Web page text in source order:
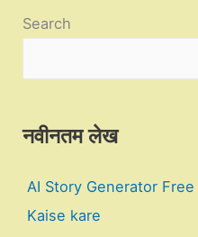
Search
नवीनतम लेख
AI Story Generator
Kaise kare